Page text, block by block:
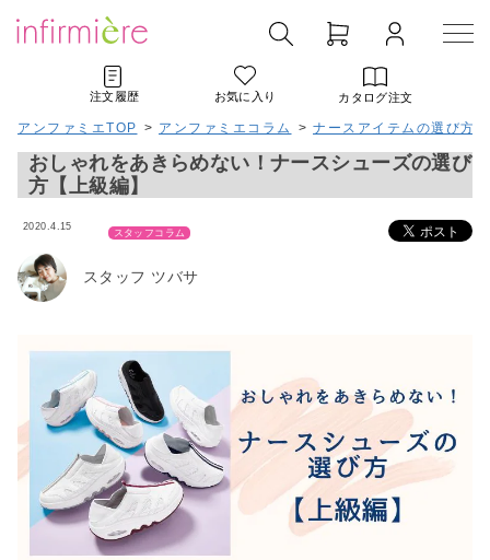
注文履歴 お気に入り カタログ注文
アンファミエTOP > アンファミエコラム > ナースアイテムの選び方
おしゃれをあきらめない！ナースシューズの選び
方【上級編】
2020.4.15
スタッフコラム
スタッフ ツバサ